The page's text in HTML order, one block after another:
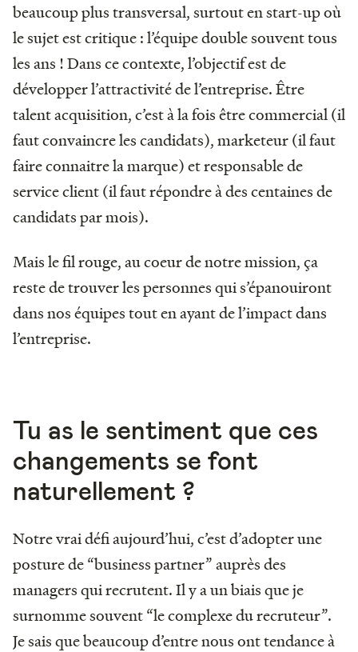
beaucoup plus transversal, surtout en start-up où
le sujet est critique : l’équipe double souvent tous
les ans ! Dans ce contexte, l’objectif est de
développer l’attractivité de l’entreprise. Être
talent acquisition, c’est à la fois être commercial (il
faut convaincre les candidats), marketeur (il faut
faire connaitre la marque) et responsable de
service client (il faut répondre à des centaines de
candidats par mois).
Mais le fil rouge, au coeur de notre mission, ça
reste de trouver les personnes qui s’épanouiront
dans nos équipes tout en ayant de l’impact dans
l’entreprise.
Tu as le sentiment que ces
changements se font
naturellement ?
Notre vrai défi aujourd’hui, c’est d’adopter une
posture de “business partner” auprès des
managers qui recrutent. Il y a un biais que je
surnomme souvent “le complexe du recruteur”.
Je sais que beaucoup d’entre nous ont tendance à